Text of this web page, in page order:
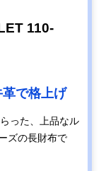
110-
で格上げ
った、上品なル
ズの長財布で